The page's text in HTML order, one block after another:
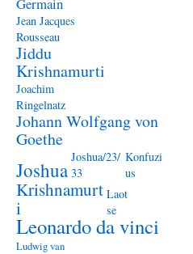
Jean Jacques
Rousseau
Jiddu
Krishnamurti
Joachim
Ringelnatz
Johann Wolfgang von
Goethe
Joshua
Joshua/23/
33
Konfuzi
us
Krishnamurt
i
Laot
se
Leonardo da vinci
Ludwig van